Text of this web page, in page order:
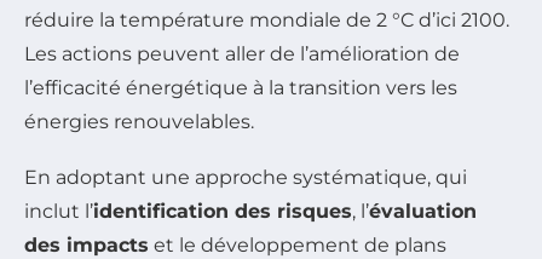
réduire la température mondiale de 2 °C d’ici 2100.
Les actions peuvent aller de l’amélioration de
l’efficacité énergétique à la transition vers les
énergies renouvelables.
En adoptant une approche systématique, qui
inclut l’identification des risques, l’évaluation
des impacts et le développement de plans